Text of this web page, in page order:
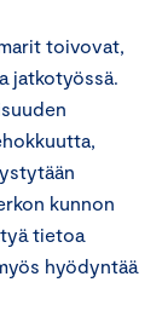
toivovat,
jatkotyössä.
kunnon
tietoa
hyödyntää